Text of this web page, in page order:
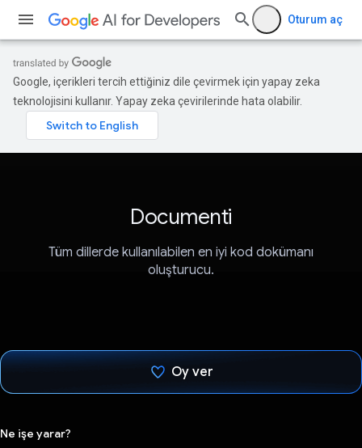
Oturum aç
Google, içerikleri tercih ettiğiniz dile çevirmek için yapay zeka
teknolojisini kullanır. Yapay zeka çevirilerinde hata olabilir.
Documenti
Tüm dillerde kullanılabilen en iyi kod dokümanı
oluşturucu.
Oy ver
Ne işe yarar?